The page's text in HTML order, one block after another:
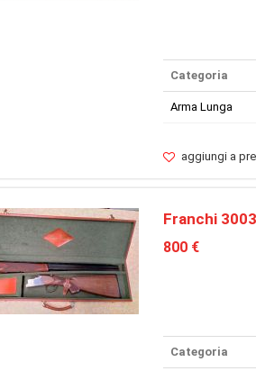
Categoria
Arma Lunga
aggiungi a
Franchi 3003
800 €
Categoria